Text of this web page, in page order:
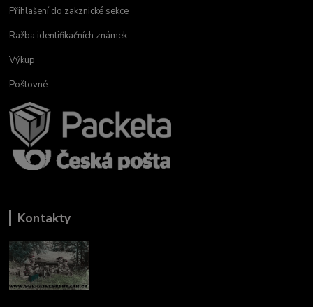
Přihlašení do zakznické sekce
Ražba identifikačních známek
Výkup
Poštovné
Kontakty